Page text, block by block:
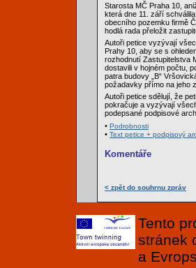
Starosta MČ Praha 10,
která dne 11. září
obecního pozemku firmě
hodlá rada přeložit
Autoři petice vyzývají
Prahy 10, aby se s
rozhodnutí Zastupitelstva
dostavili v hojném počtu,
patra budovy „B“
požadavky přímo na jeho
Autoři petice sdělují, že
pokračuje a vyzývají
podepsané podpisové
• Podrobnosti
• Text petice + podpisový
Komentáře
< zpět do souhrnu zpráv
Tento
stránek
a